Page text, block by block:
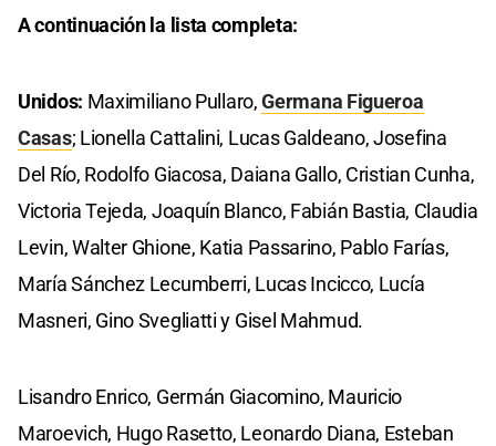
A continuación la lista completa:
Unidos: Maximiliano Pullaro,Germana Figueroa
Casas; Lionella Cattalini, Lucas Galdeano, Josefina
Del Río, Rodolfo Giacosa, Daiana Gallo, Cristian Cunha,
Victoria Tejeda, Joaquín Blanco, Fabián Bastia, Claudia
Levin, Walter Ghione, Katia Passarino, Pablo Farías,
María Sánchez Lecumberri, Lucas Incicco, Lucía
Masneri, Gino Svegliatti y Gisel Mahmud.
Lisandro Enrico, Germán Giacomino, Mauricio
Maroevich, Hugo Rasetto, Leonardo Diana, Esteban